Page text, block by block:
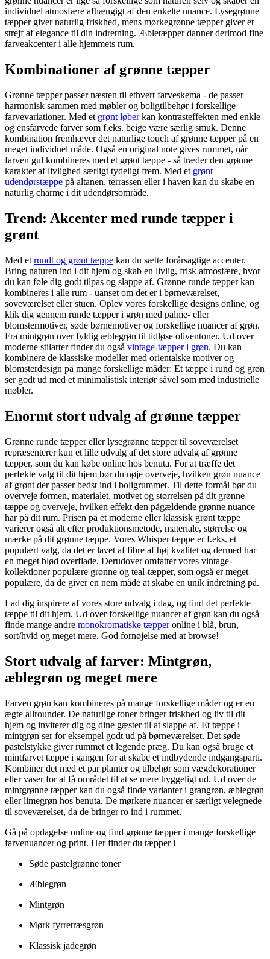
individuel atmosfære afhængigt af den enkelte nuance. Lysegrønne
tæpper giver naturlig friskhed, mens mørkegrønne tæpper giver et
strejf af elegance til din indretning. Æbletæpper danner derimod fine
farveakcenter i alle hjemmets rum.
Kombinationer af grønne tæpper
Grønne tæpper passer næsten til ethvert farveskema - de passer
harmonisk sammen med møbler og boligtilbehør i forskellige
farvevariationer. Med et grønt løberkan kontrasteffekten med enkle
og ensfarvede farver som f.eks. beige være særlig smuk. Denne
kombination fremhæver det naturlige touch af grønne tæpper på en
meget individuel måde. Også en original note gives rummet, når
farven gul kombineres med et grønt tæppe - så træder den grønne
karakter af livlighed særligt tydeligt frem. Med et grønt
udendørstæppe på altanen, terrassen eller i haven kan du skabe en
naturlig charme i dit udendørsområde.
Trend: Akcenter med runde tæpper i
grønt
Med et rundt og grønt tæppe kan du sætte forårsagtige accenter.
Bring naturen ind i dit hjem og skab en livlig, frisk atmosfære, hvor
du kan føle dig godt tilpas og slappe af. Grønne runde tæpper kan
kombineres i alle rum - uanset om det er i børneværelset,
soveværelset eller stuen. Oplev vores forskellige designs online, og
klik dig gennem runde tæpper i grøn med palme- eller
blomstermotiver, søde børnemotiver og forskellige nuancer af grøn.
Fra mintgrøn over fyldig æblegrøn til tidløse oliventoner. Ud over
moderne stilarter finder du også vintage-tæpper i grøn. Du kan
kombinere de klassiske modeller med orientalske motiver og
blomsterdesign på mange forskellige måder: Et tæppe i rund og grøn
ser godt ud med et minimalistisk interiør såvel som med industrielle
møbler.
Enormt stort udvalg af grønne tæpper
Grønne runde tæpper eller lysegrønne tæpper til soveværelset
repræsenterer kun et lille udvalg af det store udvalg af grønne
tæpper, som du kan købe online hos benuta. For at træffe det
perfekte valg til dit hjem bør du nøje overveje, hvilken grøn nuance
af grønt der passer bedst ind i boligrummet. Til dette formål bør du
overveje formen, materialet, motivet og størrelsen på dit grønne
tæppe og overveje, hvilken effekt den pågældende grønne nuance
har på dit rum. Prisen på et moderne eller klassisk grønt tæppe
varierer også alt efter produktionsmetode, materiale, størrelse og
mærke på dit grønne tæppe. Vores Whisper tæppe er f.eks. et
populært valg, da det er lavet af fibre af høj kvalitet og dermed har
en meget blød overflade. Derudover omfatter vores vintage-
kollektioner populære grønne og teal-tæpper, som også er meget
populære, da de giver en nem måde at skabe en unik indretning på.
Lad dig inspirere af vores store udvalg i dag, og find det perfekte
tæppe til dit hjem. Ud over forskellige nuancer af grøn kan du også
finde mange andre monokromatiske tæpperonline i blå, brun,
sort/hvid og meget mere. God fornøjelse med at browse!
Stort udvalg af farver: Mintgrøn,
æblegrøn og meget mere
Farven grøn kan kombineres på mange forskellige måder og er en
ægte allrounder. De naturlige toner bringer friskhed og liv til dit
hjem og inviterer dig og dine gæster til at slappe af. Et tæppe i
mintgrøn ser for eksempel godt ud på børneværelset. Det søde
pastelstykke giver rummet et legende præg. Du kan også bruge et
mintfarvet tæppe i gangen for at skabe et indbydende indgangsparti.
Kombiner det med et par planter og tilbehør som vægdekorationer
eller vaser for at få området til at se mere hyggeligt ud. Ud over de
mintgrønne tæpper kan du også finde varianter i grangrøn, æblegrøn
eller limegrøn hos benuta. De mørkere nuancer er særligt velegnede
til soveværelset, da de bringer ro ind i rummet.
Gå på opdagelse online og find grønne tæpper i mange forskellige
farvenuancer og print. Her finder du tæpper i
Søde pastelgrønne toner
Æblegrøn
Mintgrøn
Mørk fyrretræsgrøn
Klassisk jadegrøn